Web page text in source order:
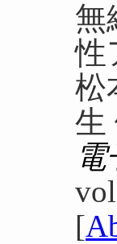
無
性
松
生
[